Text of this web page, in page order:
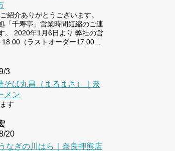
紹介ありがとうございます。
「千寿亭」営業時間短縮のご連
。 2020年1月6日より 弊社の営
（ラストオーダー17:00...
3
そば丸昌（まるまさ）｜奈
メン
す
20
なぎの川はら｜奈良押熊店